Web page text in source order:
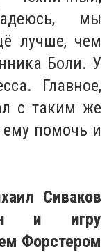
мы
лучше, чем
Боли. У
Главное,
с таким же
помочь и
Сиваков
и игру
Форстером